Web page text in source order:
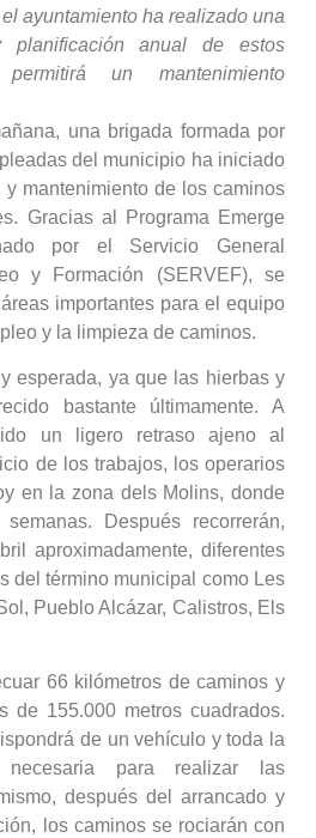
ayuntamiento ha realizado una
planificación anual de estos
un mantenimiento
una brigada formada por
del municipio ha iniciado
y mantenimiento de los caminos
Gracias al Programa Emerge
por el Servicio General
y Formación (SERVEF), se
importantes para el equipo
y la limpieza de caminos.
esperada, ya que las hierbas y
bastante últimamente. A
un ligero retraso ajeno al
de los trabajos, los operarios
en la zona dels Molins, donde
Después recorrerán,
aproximadamente, diferentes
del término municipal como Les
Pueblo Alcázar, Calistros, Els
66 kilómetros de caminos y
de 155.000 metros cuadrados.
de un vehículo y toda la
necesaria para realizar las
después del arrancado y
los caminos se rociarán con